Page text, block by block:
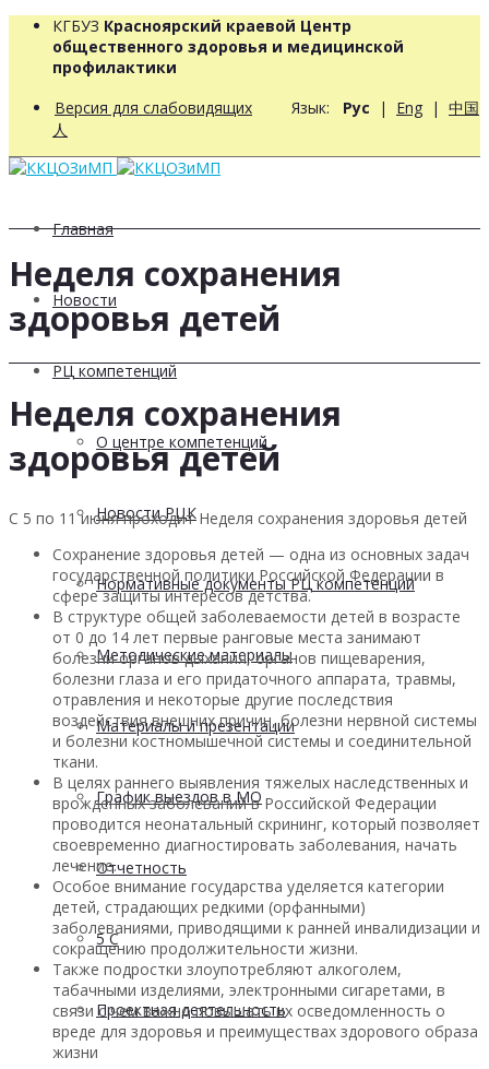
КГБУЗ Красноярский краевой Центр
общественного здоровья и медицинской
профилактики
Версия для слабовидящих Язык: Рус | Eng | 中国
人
Главная
Новости
РЦ компетенций
О центре компетенций
Новости РЦК
Нормативные документы РЦ компетенций
Методические материалы
Материалы и презентации
График выездов в МО
Отчетность
5 С
Проектная деятельность
Неделя сохранения
здоровья детей
Неделя сохранения
здоровья детей
С 5 по 11 июня проходит Неделя сохранения здоровья детей
Сохранение здоровья детей — одна из основных задач
государственной политики Российской Федерации в
сфере защиты интересов детства.
В структуре общей заболеваемости детей в возрасте
от 0 до 14 лет первые ранговые места занимают
болезни органов дыхания, органов пищеварения,
болезни глаза и его придаточного аппарата, травмы,
отравления и некоторые другие последствия
воздействия внешних причин, болезни нервной системы
и болезни костно­мышечной системы и соединительной
ткани.
В целях раннего выявления тяжелых наследственных и
врожденных заболеваний в Российской Федерации
проводится неонатальный скрининг, который позволяет
своевременно диагностировать заболевания, начать
лечение.
Особое внимание государства уделяется категории
детей, страдающих редкими (орфанными)
заболеваниями, приводящими к ранней инвалидизации и
сокращению продолжительности жизни.
Также подростки злоупотребляют алкоголем,
табачными изделиями, электронными сигаретами, в
связи с чем важно повышать их осведомленность о
вреде для здоровья и преимуществах здорового образа
жизни